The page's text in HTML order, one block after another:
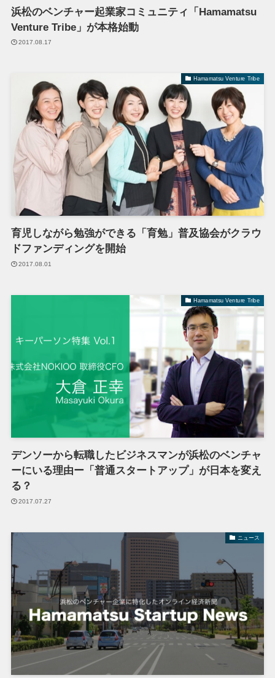
浜松のベンチャー起業家コミュニティ「Hamamatsu
Venture Tribe」が本格始動
2017.08.17
Hamamatsu Venture Tribe
育児しながら勉強ができる「育勉」普及協会がクラウ
ドファンディングを開始
2017.08.01
Hamamatsu Venture Tribe
デンソーから転職したビジネスマンが浜松のベンチャ
ーにいる理由ー「普通スタートアップ」が日本を変え
る？
2017.07.27
ニュース